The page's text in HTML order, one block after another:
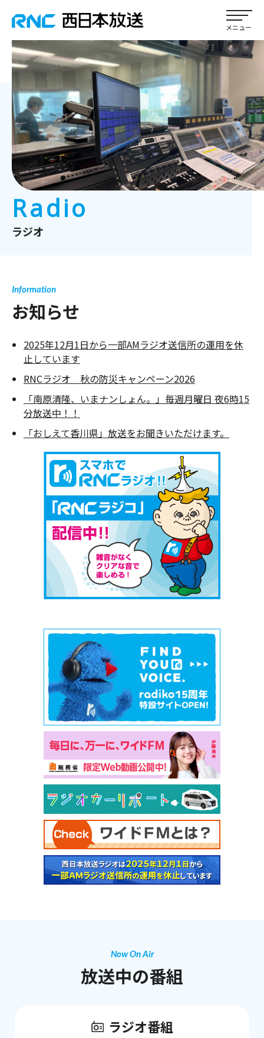
Radio
ラジオ
Information
お知らせ
2025年12月1日から一部AMラジオ送信所の運用を休
止しています
RNCラジオ 秋の防災キャンペーン2026
「南原清隆、いまナンしょん。」毎週月曜日 夜6時15
分放送中！！
「おしえて香川県」放送をお聞きいただけます。
Now On Air
放送中の番組
ラジオ番組